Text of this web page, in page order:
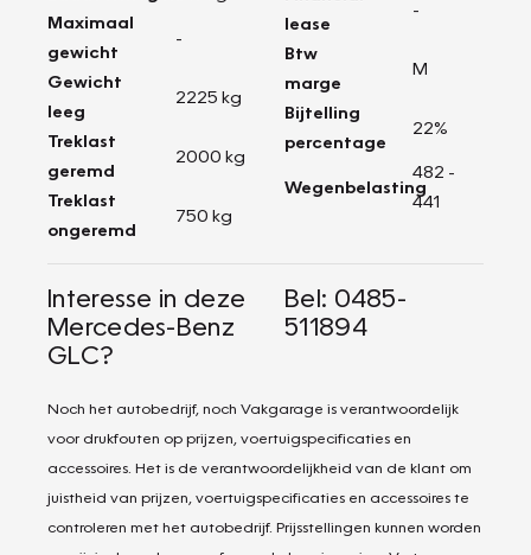
Maximaal
gewicht
-
Gewicht
leeg
2225 kg
Treklast
geremd
2000 kg
Treklast
ongeremd
750 kg
lease
-
Btw
marge
M
Bijtelling
percentage
22%
Wegenbelasting
482 -
441
Interesse in deze
Mercedes-Benz
GLC?
Bel: 0485-
511894
Noch het autobedrijf, noch Vakgarage is verantwoordelijk
voor drukfouten op prijzen, voertuigspecificaties en
accessoires. Het is de verantwoordelijkheid van de klant om
juistheid van prijzen, voertuigspecificaties en accessoires te
controleren met het autobedrijf. Prijsstellingen kunnen worden